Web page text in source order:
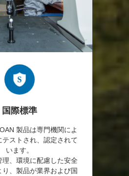
国際標準
製品は専門機関によ
テストされ、認定されて
います。
理、環境に配慮した安全
り、製品が業界および国